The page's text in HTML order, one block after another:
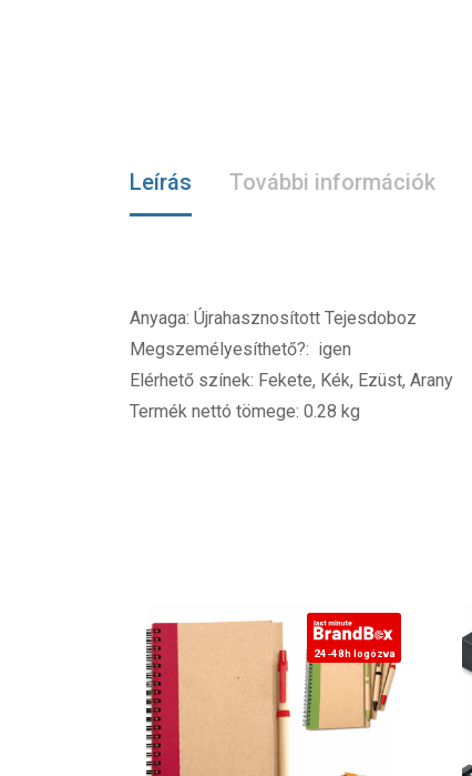
Leírás További információk
Anyaga: Újrahasznosított Tejesdoboz
Megszemélyesíthető?: igen
Elérhető színek: Fekete, Kék, Ezüst, Arany
Termék nettó tömege: 0.28 kg
24-48h logózva